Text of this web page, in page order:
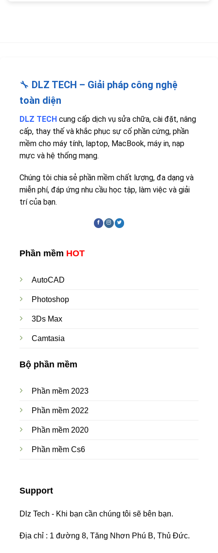
🔧 DLZ TECH – Giải pháp công nghệ
toàn diện
DLZ TECH cung cấp dịch vụ sửa chữa, cài đặt, nâng
cấp, thay thế và khắc phục sự cố phần cứng, phần
mềm cho máy tính, laptop, MacBook, máy in, nạp
mực và hệ thống mạng.
Chúng tôi chia sẻ phần mềm chất lượng, đa dạng và
miễn phí, đáp ứng nhu cầu học tập, làm việc và giải
trí của bạn.
Phần mềm HOT
AutoCAD
Photoshop
3Ds Max
Camtasia
Bộ phần mềm
Phần mềm 2023
Phần mềm 2022
Phần mềm 2020
Phần mềm Cs6
Support
Dlz Tech - Khi bạn cần chúng tôi sẽ bên bạn.
Địa chỉ : 1 đường 8, Tăng Nhơn Phú B, Thủ Đức.